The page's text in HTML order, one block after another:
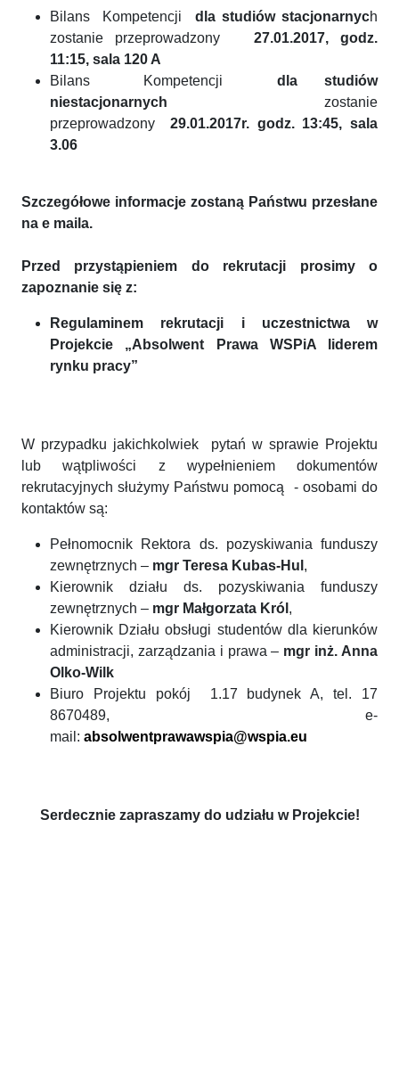
Bilans Kompetencji dla studiów stacjonarnych
zostanie przeprowadzony
27.01.2017, godz.
11:15, sala 120 A
Bilans Kompetencji dla studiów
niestacjonarnych zostanie
przeprowadzony29.01.2017r. godz. 13:45, sala
3.06
Szczegółowe informacje zostaną Państwu przesłane
na e maila.
Przed przystąpieniem do rekrutacji prosimy o
zapoznanie się z:
Regulaminem rekrutacji i uczestnictwa w
Projekcie „Absolwent Prawa WSPiA liderem
rynku pracy”
W przypadku jakichkolwiek pytań w sprawie Projektu
lub wątpliwości z wypełnieniem dokumentów
rekrutacyjnych służymy Państwu pomocą - osobami do
kontaktów są:
Pełnomocnik Rektora ds. pozyskiwania funduszy
zewnętrznych – mgr Teresa Kubas-Hul ,
Kierownik działu ds. pozyskiwania funduszy
zewnętrznych – mgr Małgorzata Król ,
Kierownik Działu obsługi studentów dla kierunków
administracji, zarządzania i prawa – mgr inż. Anna
Olko-Wilk
Biuro Projektu pokój 1.17 budynek A, tel. 17
8670489, e-
mail: absolwentprawawspia@wspia.eu
Serdecznie zapraszamy do udziału w Projekcie!